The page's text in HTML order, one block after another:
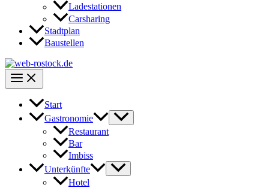
Ladestationen
Carsharing
Stadtplan
Baustellen
Start
Gastronomie
Restaurant
Bar
Imbiss
Unterkünfte
Hotel